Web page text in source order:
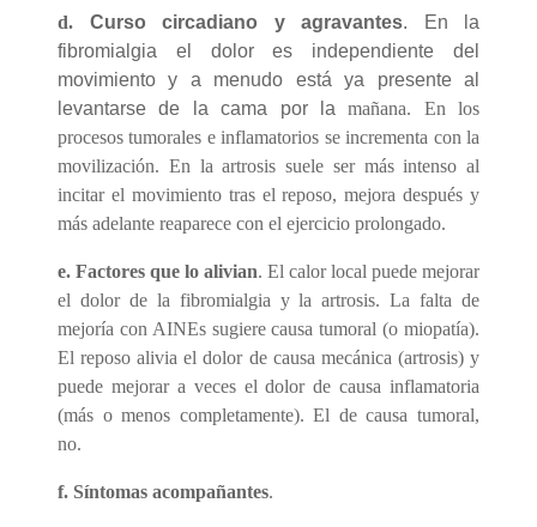
d. Curso circadiano y agravantes. En la
fibromialgia el dolor es independiente del
movimiento y a menudo está ya presente al
levantarse de la cama por lamañana. En los
procesos tumorales e inflamatorios se incrementa con la
movilización. En la artrosis suele ser más intenso al
incitar el movimiento tras el reposo, mejora después y
más adelante reaparece con el ejercicio prolongado.
e. Factores que lo alivian. El calor local puede mejorar
el dolor de la fibromialgia y la artrosis. La falta de
mejoría con AINEs sugiere causa tumoral (o miopatía).
El reposo alivia el dolor de causa mecánica (artrosis) y
puede mejorar a veces el dolor de causa inflamatoria
(más o menos completamente). El de causa tumoral,
no.
f. Síntomas acompañantes.